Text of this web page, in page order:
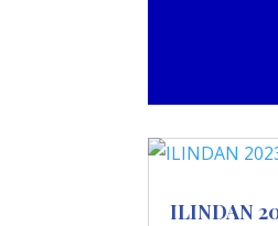
ILINDAN